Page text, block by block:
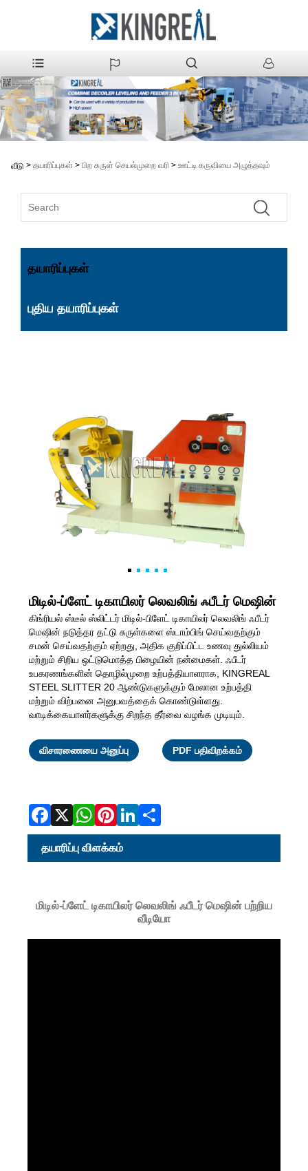
வீடு > தயாரிப்புகள் > பிற சுருள் செயல்முறை வரி > ஊட்டி கருவியை அழுத்தவும்
தயாரிப்புகள்
புதிய தயாரிப்புகள்
மிடில்-ப்ளேட் டிகாயிலர் லெவலிங் ஃபீடர் மெஷின்
கிங்ரியல் ஸ்டீல் ஸ்லிட்டர் மிடில்-பிளேட் டிகாயிலர் லெவலிங் ஃபீடர்
மெஷின் நடுத்தர தட்டு சுருள்களை ஸ்டாம்பிங் செய்வதற்கும்
சமன் செய்வதற்கும் ஏற்றது, அதிக குறிப்பிட்ட உணவு துல்லியம்
மற்றும் சிறிய ஒட்டுமொத்த பிழையின் நன்மைகள். ஃபீடர்
உபகரணங்களின் தொழில்முறை உற்பத்தியாளராக, KINGREAL
STEEL SLITTER 20 ஆண்டுகளுக்கும் மேலான உற்பத்தி
மற்றும் விற்பனை அனுபவத்தைக் கொண்டுள்ளது.
வாடிக்கையாளர்களுக்கு சிறந்த தீர்வை வழங்க முடியும்.
விசாரணையை அனுப்பு PDF பதிவிறக்கம்
தயாரிப்பு விளக்கம்
மிடில்-ப்ளேட் டிகாயிலர் லெவலிங் ஃபீடர் மெஷின் பற்றிய
வீடியோ